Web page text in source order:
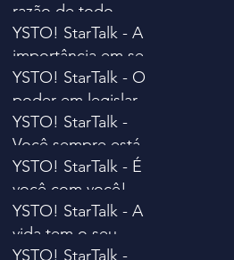
razão de todo
sofrimento
YSTO! StarTalk - A
importância em se
ter um ideal e um
sonho possível.
YSTO! StarTalk - O
poder em legislar.
YSTO! StarTalk -
Você sempre está
certo.
YSTO! StarTalk - É
você com você!
YSTO! StarTalk - A
vida tem o seu
próprio tempo.
YSTO! StarTalk -